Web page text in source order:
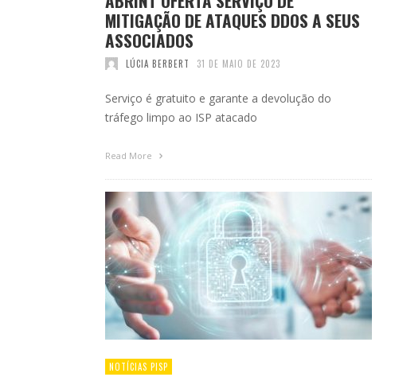
MITIGAÇÃO DE ATAQUES DDOS A SEUS
ASSOCIADOS
LÚCIA BERBERT 31 DE MAIO DE 2023
Serviço é gratuito e garante a devolução do
tráfego limpo ao ISP atacado
Read More
NOTÍCIAS PISP